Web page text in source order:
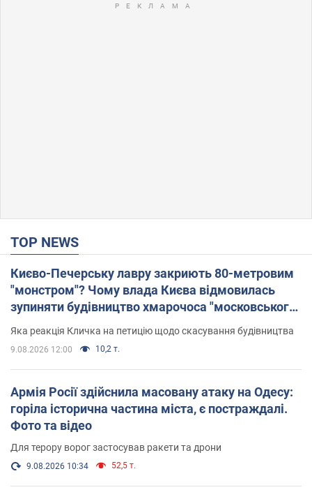
TOP NEWS
Києво-Печерську лавру закриють 80-метровим
"монстром"? Чому влада Києва відмовилась
зупиняти будівництво хмарочоса "московського
вірянина"
Яка реакція Кличка на петицію щодо скасування будівництва
9.08.2026 12:00 10,2 т.
Армія Росії здійснила масовану атаку на Одесу:
горіла історична частина міста, є постраждалі.
Фото та відео
Для терору ворог застосував ракети та дрони
9.08.2026 10:34 52,5 т.